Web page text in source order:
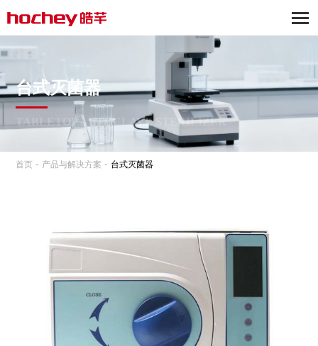
台式灭菌器
TABLETOP AUTOCLAVE STERILIZER
首页 - 产品与解决方案 - 台式灭菌器